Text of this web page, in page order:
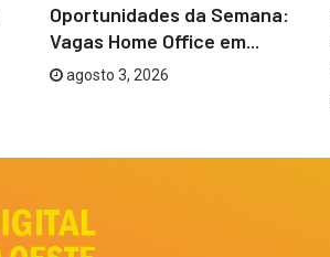
Oportunidades da Semana:
Vagas Home Office em...
agosto 3, 2026